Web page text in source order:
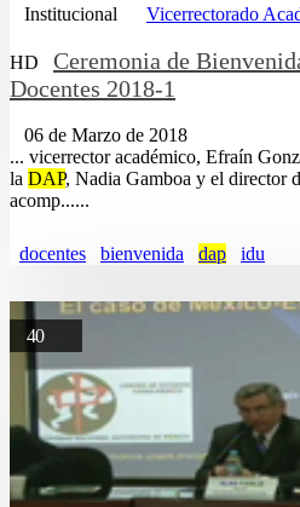
Institucional Vicerrectorado
HD
Ceremonia de
Docentes 2018-1
06 de Marzo de 2018
... vicerrector académico, Efraín
la DAP, Nadia Gamboa y el director
acomp......
docentes bienvenida dap idu
40